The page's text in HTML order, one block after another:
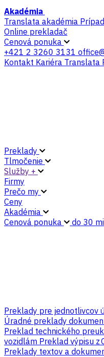
Akadémia
Translata akadémia
Online prekladač
Cenová ponuka
+421 2 3260 3131
Kontakt Kariéra Translata
Preklady
Tlmočenie
Služby +
Firmy
Prečo my
Ceny
Akadémia
Cenová ponuka
do 30
Preklady pre jednotlivcov
Úradné preklady
Preklad technického
vozidlám Preklad výpisu z
Preklady textov a